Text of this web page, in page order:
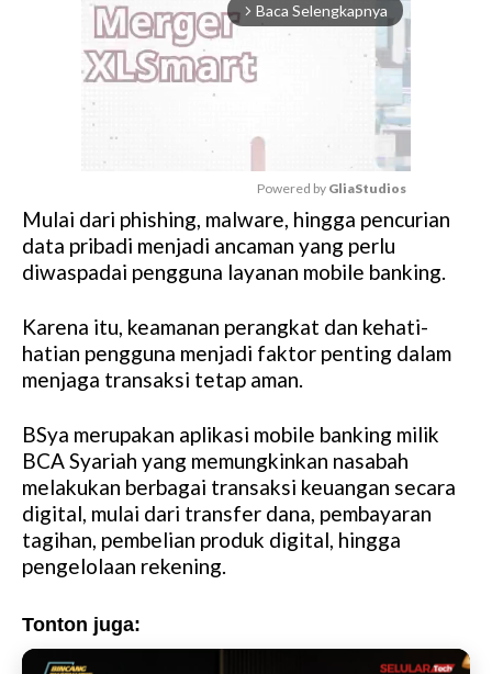
arrow_forward_ios Baca Selengkapnya
M
u
t
Powered by GliaStudios
Mulai dari phishing, malware, hingga pencurian
data pribadi menjadi ancaman yang perlu
diwaspadai pengguna layanan mobile banking.
Karena itu, keamanan perangkat dan kehati-
hatian pengguna menjadi faktor penting dalam
menjaga transaksi tetap aman.
BSya merupakan aplikasi mobile banking milik
BCA Syariah yang memungkinkan nasabah
melakukan berbagai transaksi keuangan secara
digital, mulai dari transfer dana, pembayaran
tagihan, pembelian produk digital, hingga
pengelolaan rekening.
Tonton juga: